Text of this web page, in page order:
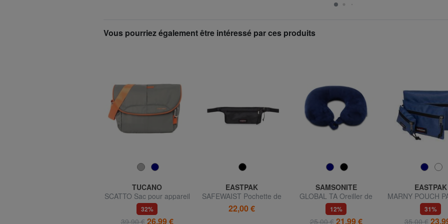
Vous pourriez également être intéressé par ces produits
TUCANO
SCATTO Sac pour appareil
photo
32%
39,90 € 26,99 €
EASTPAK
SAFEWAIST Pochette de
voyage sécurisée
22,00 €
SAMSONITE
GLOBAL TA Oreiller de
voyage en mousse à
mémoire de forme
12%
25,00 € 21,99 €
EASTPAK
MARNY POUCH
de sachets31%
35,00 €